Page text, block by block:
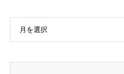
月を選択